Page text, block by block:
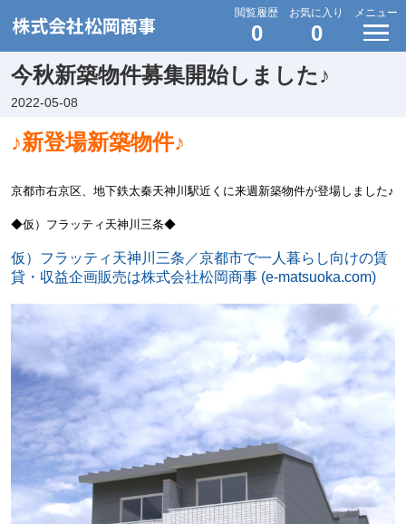
閲覧履歴
0
お気に入り
0
メニュー
今秋新築物件募集開始しました♪
2022-05-08
♪新登場新築物件♪
京都市右京区、地下鉄太秦天神川駅近くに来週新築物件が登場しました♪
◆仮）フラッティ天神川三条◆
仮）フラッティ天神川三条／京都市で一人暮らし向けの賃
貸・収益企画販売は株式会社松岡商事 (e-matsuoka.com)